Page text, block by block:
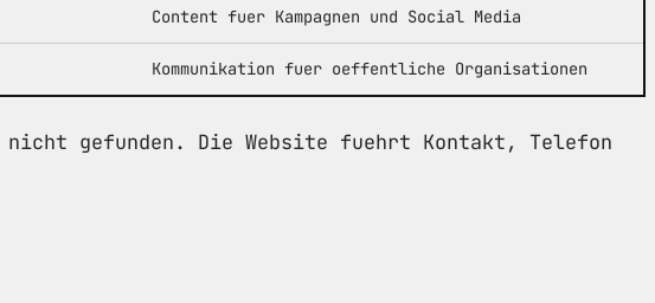
Content fuer Kampagnen und Social Media
Kommunikation fuer oeffentliche Organisationen
gefunden. Die Website fuehrt Kontakt, Telefon